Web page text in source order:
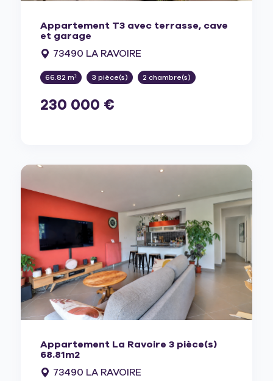
Appartement T3 avec terrasse, cave
et garage
73490 LA RAVOIRE
66.82 m² 3 pièce(s) 2 chambre(s)
230 000 €
Appartement La Ravoire 3 pièce(s)
68.81m2
73490 LA RAVOIRE